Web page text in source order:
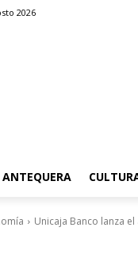
2026
ANTEQUERA
Unicaja Banco lanza